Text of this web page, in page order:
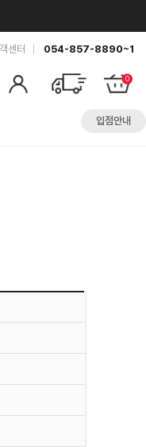
센터 054-857-8890~1
0
입점안내